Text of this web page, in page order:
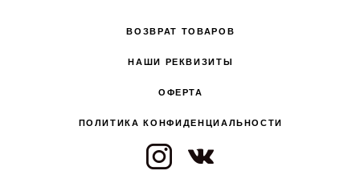
ВОЗВРАТ ТОВАРОВ
НАШИ РЕКВИЗИТЫ
ОФЕРТА
ПОЛИТИКА КОНФИДЕНЦИАЛЬНОСТИ